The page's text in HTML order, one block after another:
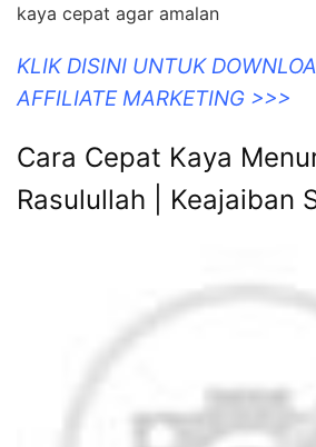
kaya cepat agar amalan
KLIK DISINI UNTUK
AFFILIATE MARKETING >>>
Cara Cepat Kaya
Rasulullah | Keajaiban